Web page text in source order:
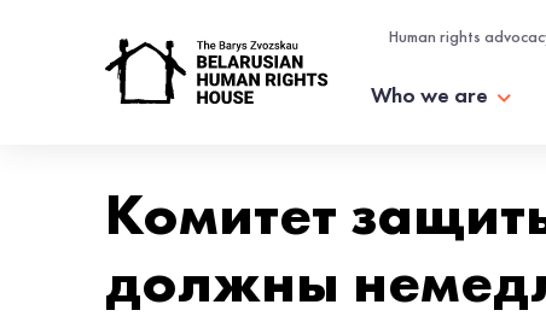
Human rights
Who we are
Комитет
должны